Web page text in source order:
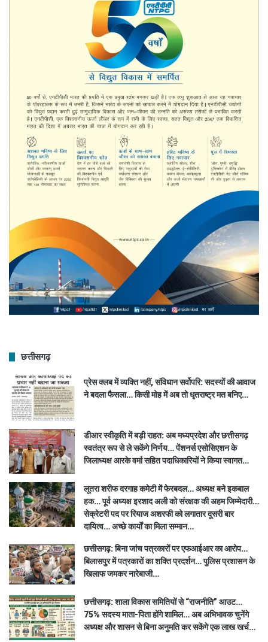
छत्तीसगढ़
प्रेस क्लब में व्यक्ति नहीं, संविधान सर्वोपरि: सदस्यों की आवाज
ने बदला फैसला… किसी मोह में अब तो धृतराष्ट्र मत बनिए…
डीआर स्वीकृति में बड़ी राहत: अब मध्यप्रदेश और छत्तीसगढ़
स्वतंत्र रूप से ले सकेंगे निर्णय… पेंशनर्स एसोसिएशन के
जिलाध्यक्ष आरके वर्मा सहित पदाधिकारियों ने किया स्वागत…
लूतरा शरीफ दरगाह कमेटी में फेरबदल… अध्यक्ष बने इकबाल
हक… पूर्व अध्यक्ष इरशाद अली को संरक्षक की अहम जिम्मेदारी…
सेक्रेटरी पद पर रियाज अशरफी को लगातार दूसरी बार
दायित्व… अच्छे कार्यों का मिला सम्मान…
छत्तीसगढ़: बिना जांच पत्रकारों पर एफआईआर का आरोप…
बिलासपुर में पत्रकारों का शक्ति प्रदर्शन… पुलिस प्रशासन के
खिलाफ जमकर नारेबाजी…
छत्तीसगढ़: शाला विकास समितियों से “राजनीति” आउट…
75% सदस्य माता-पिता होंगे शामिल… अब अभिभावक चुनेंगे
अध्यक्ष और शासन से बिना अनुमति कर सकेंगे एक लाख खर्च…